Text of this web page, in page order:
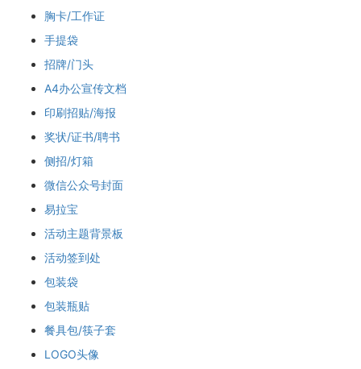
胸卡/工作证
手提袋
招牌/门头
A4办公宣传文档
印刷招贴/海报
奖状/证书/聘书
侧招/灯箱
微信公众号封面
易拉宝
活动主题背景板
活动签到处
包装袋
包装瓶贴
餐具包/筷子套
LOGO头像